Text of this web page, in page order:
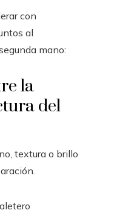
con
al
mano:
la
del
textura o brillo